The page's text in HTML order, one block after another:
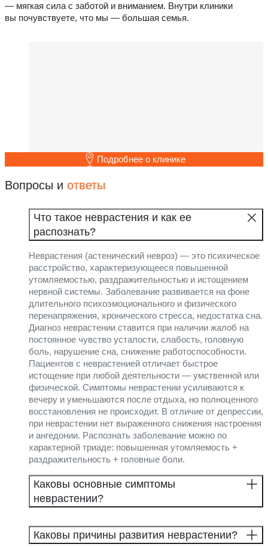
— мягкая сила с заботой и вниманием. Внутри клиники
вы почувствуете, что мы — большая семья.
Подробнее о клинике
Вопросы и ответы
Что такое неврастения и как ее
распознать?
Неврастения (астенический невроз) — это психическое
расстройство, характеризующееся повышенной
утомляемостью, раздражительностью и истощением
нервной системы. Заболевание развивается на фоне
длительного психоэмоционального и физического
перенапряжения, хронического стресса, недостатка сна.
Диагноз неврастении ставится при наличии жалоб на
постоянное чувство усталости, слабость, головную
боль, нарушение сна, снижение работоспособности.
Пациентов с неврастенией отличает быстрое
истощение при любой деятельности — умственной или
физической. Симптомы неврастении усиливаются к
вечеру и уменьшаются после отдыха, но полноценного
восстановления не происходит. В отличие от депрессии,
при неврастении нет выраженного снижения настроения
и ангедонии. Распознать заболевание можно по
характерной триаде: повышенная утомляемость +
раздражительность + головные боли.
Каковы основные симптомы
неврастении?
Каковы причины развития неврастении?